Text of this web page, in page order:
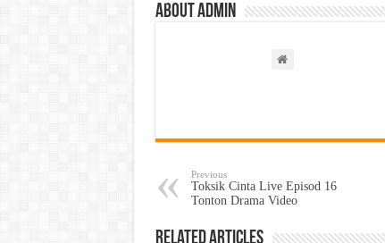
About admin
Previous
Toksik Cinta Live Episod 16
Tonton Drama Video
Related Articles